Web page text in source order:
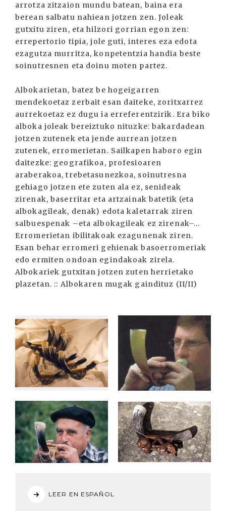
arrotza zitzaion mundu batean, baina era
berean salbatu nahiean jotzen zen. Joleak
gutxitu ziren, eta hilzori gorrian egon zen:
errepertorio tipia, jole guti, interes eza edota
ezagutza murritza, konpetentzia handia beste
soinutresnen eta doinu moten partez.
Albokarietan, batez be hogeigarren
mendekoetaz zerbait esan daiteke, zoritxarrez
aurrekoetaz ez dugu ia erreferentzirik. Era biko
alboka joleak bereiztuko nituzke: bakardadean
jotzen zutenek eta jende aurrean jotzen
zutenek, erromerietan. Sailkapen haboro egin
daitezke: geografikoa, profesioaren
araberakoa, trebetasunezkoa, soinutresna
gehiago jotzen ete zuten ala ez, senideak
zirenak, baserritar eta artzainak batetik (eta
albokagileak, denak) edota kaletarrak ziren
salbuespenak –eta albokagileak ez zirenak–...
Erromerietan ibilitakoak ezagunenak ziren.
Esan behar erromeri gehienak basoerromeriak
edo ermiten ondoan egindakoak zirela.
Albokariek gutxitan jotzen zuten herrietako
plazetan. :: Albokaren mugak gaindituz (II/II)
LEER EN ESPAÑOL